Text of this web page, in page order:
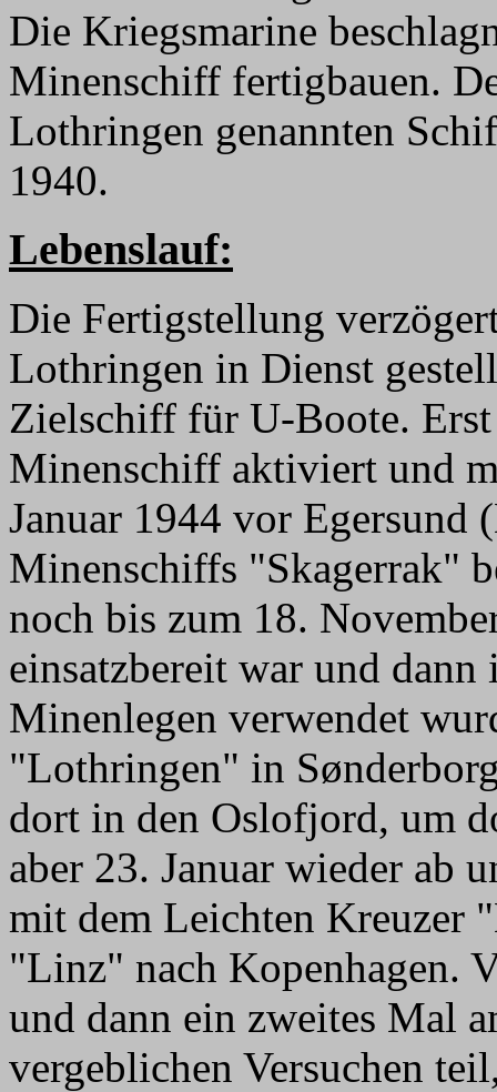
Die Kriegsmarine
Minenschiff fertigbauen.
Lothringen genannten
1940.
Lebenslauf:
Die Fertigstellung
Lothringen in Dienst
Zielschiff für U-Boote.
Minenschiff aktiviert und
Januar 1944 vor Egersund
Minenschiffs "Skagerrak"
noch bis zum 18.
einsatzbereit war und
Minenlegen verwendet
"Lothringen" in
dort in den Oslofjord, um
aber 23. Januar wieder ab
mit dem Leichten Kreuzer
"Linz" nach Kopenhagen.
und dann ein zweites Mal
vergeblichen Versuchen